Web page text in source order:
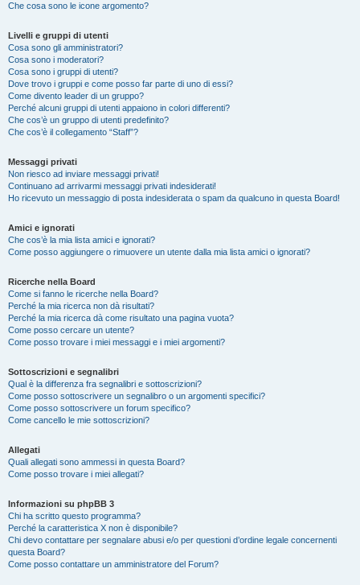
Che cosa sono le icone argomento?
Livelli e gruppi di utenti
Cosa sono gli amministratori?
Cosa sono i moderatori?
Cosa sono i gruppi di utenti?
Dove trovo i gruppi e come posso far parte di uno di essi?
Come divento leader di un gruppo?
Perché alcuni gruppi di utenti appaiono in colori differenti?
Che cos’è un gruppo di utenti predefinito?
Che cos’è il collegamento “Staff”?
Messaggi privati
Non riesco ad inviare messaggi privati!
Continuano ad arrivarmi messaggi privati indesiderati!
Ho ricevuto un messaggio di posta indesiderata o spam da qualcuno in questa Board!
Amici e ignorati
Che cos’è la mia lista amici e ignorati?
Come posso aggiungere o rimuovere un utente dalla mia lista amici o ignorati?
Ricerche nella Board
Come si fanno le ricerche nella Board?
Perché la mia ricerca non dà risultati?
Perché la mia ricerca dà come risultato una pagina vuota?
Come posso cercare un utente?
Come posso trovare i miei messaggi e i miei argomenti?
Sottoscrizioni e segnalibri
Qual è la differenza fra segnalibri e sottoscrizioni?
Come posso sottoscrivere un segnalibro o un argomenti specifici?
Come posso sottoscrivere un forum specifico?
Come cancello le mie sottoscrizioni?
Allegati
Quali allegati sono ammessi in questa Board?
Come posso trovare i miei allegati?
Informazioni su phpBB 3
Chi ha scritto questo programma?
Perché la caratteristica X non è disponibile?
Chi devo contattare per segnalare abusi e/o per questioni d’ordine legale concernenti
questa Board?
Come posso contattare un amministratore del Forum?